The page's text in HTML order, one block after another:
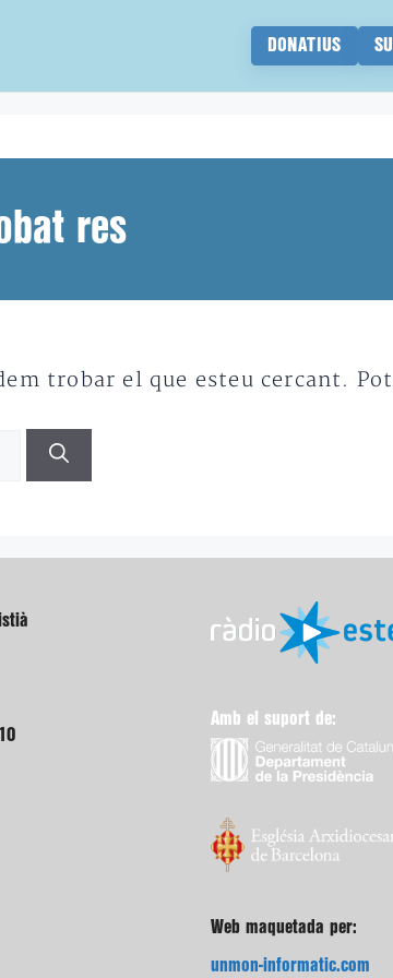
DONATIUS
res
trobar el que esteu cercant.
Amb el suport de:
Web maquetada per:
unmon-informatic.com